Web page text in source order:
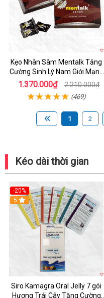
Kẹo Nhân Sâm Mentalk Tăng
Cường Sinh Lý Nam Giới Mạnh
Mẽ
1.370.000₫ 2.210.000₫
(469)
1 2
Kéo dài thời gian
-20%
5
Siro Kamagra Oral Jelly 7 gói
Hương Trái Cây Tăng Cường